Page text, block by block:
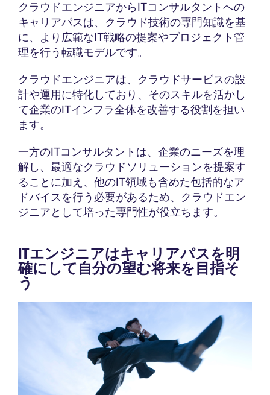
クラウドエンジニアからITコンサルタントへの
キャリアパスは、クラウド技術の専門知識を基
に、より広範なIT戦略の提案やプロジェクト管
理を行う転職モデルです。
クラウドエンジニアは、クラウドサービスの設
計や運用に特化しており、そのスキルを活かし
て企業のITインフラ全体を改善する役割を担い
ます。
一方のITコンサルタントは、企業のニーズを理
解し、最適なクラウドソリューションを提案す
ることに加え、他のIT領域も含めた包括的なア
ドバイスを行う必要があるため、クラウドエン
ジニアとして培った専門性が役立ちます。
ITエンジニアはキャリアパスを明
確にして自分の望む将来を目指そ
う